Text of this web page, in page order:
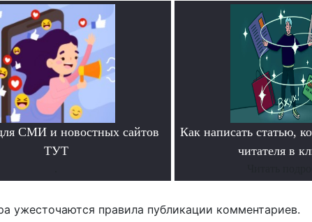
СМИ и новостных сайтов
ТУТ
Как написать статью,
читателя в
ужесточаются правила публикации комментариев.